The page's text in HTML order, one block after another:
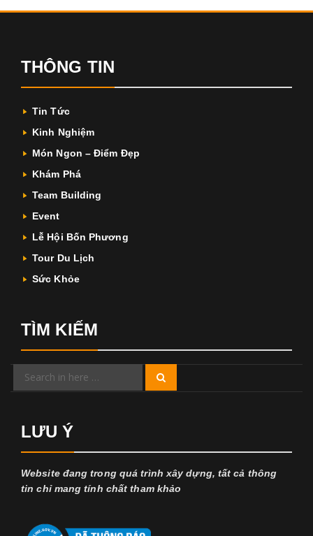
THÔNG TIN
Tin Tức
Kinh Nghiệm
Món Ngon – Điểm Đẹp
Khám Phá
Team Building
Event
Lễ Hội Bốn Phương
Tour Du Lịch
Sức Khỏe
TÌM KIẾM
Search
LƯU Ý
Website đang trong quá trình xây dựng, tất cả thông
tin chỉ mang tính chất tham khảo